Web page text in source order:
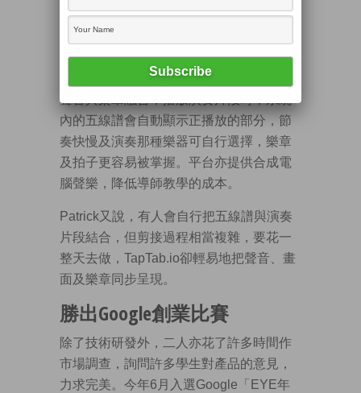
五線譜，「不過即使拿到樂譜，有時人們
會感覺樂譜太複雜，難以理解。」
TapTab.io就如一個五線譜版的卡拉OK，將
聲音與樂章融合，播放演奏片段時，系統
內的五線譜會自動顯示正播放的部分，節
奏快慢及演奏那種樂器可自行選擇，樂章
及拍子更容易被掌握。平台亦提供合成電
腦聲樂，降低導師教學的成本。
Patrick又說，有人會自行把五線譜與演奏
片段結合，但剪接過程相當複雜，要花一
整天去做，TapTab.io卻輕易地把聲音、畫
面及樂章同步呈現。
勝出Google創業比賽
除了技術研發外，二人亦花了許多時間作
市場調查，詢問許多學生對產品的意見，
力求完美。今年6月入選Google「EYE年